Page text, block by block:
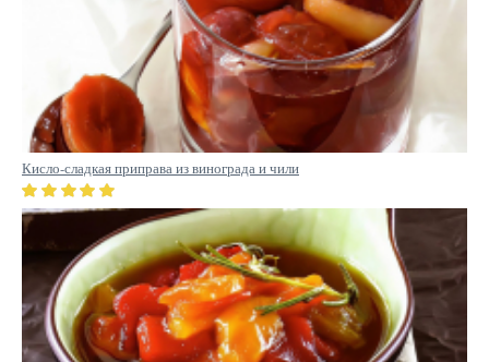
Кисло-сладкая приправа из винограда и чили